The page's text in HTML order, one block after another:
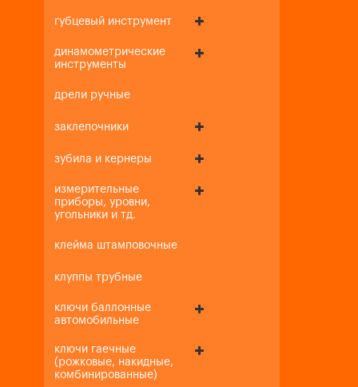
губцевый инструмент
динамометрические
инструменты
дрели ручные
заклепочники
зубила и кернеры
измерительные
приборы, уровни,
угольники и тд.
клейма штамповочные
клуппы трубные
ключи баллонные
автомобильные
ключи гаечные
(рожковые, накидные,
комбинированные)